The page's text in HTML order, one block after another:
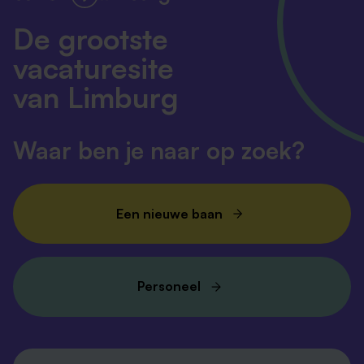
De grootste
vacaturesite
van Limburg
Waar ben je naar op zoek?
Een nieuwe baan
Personeel